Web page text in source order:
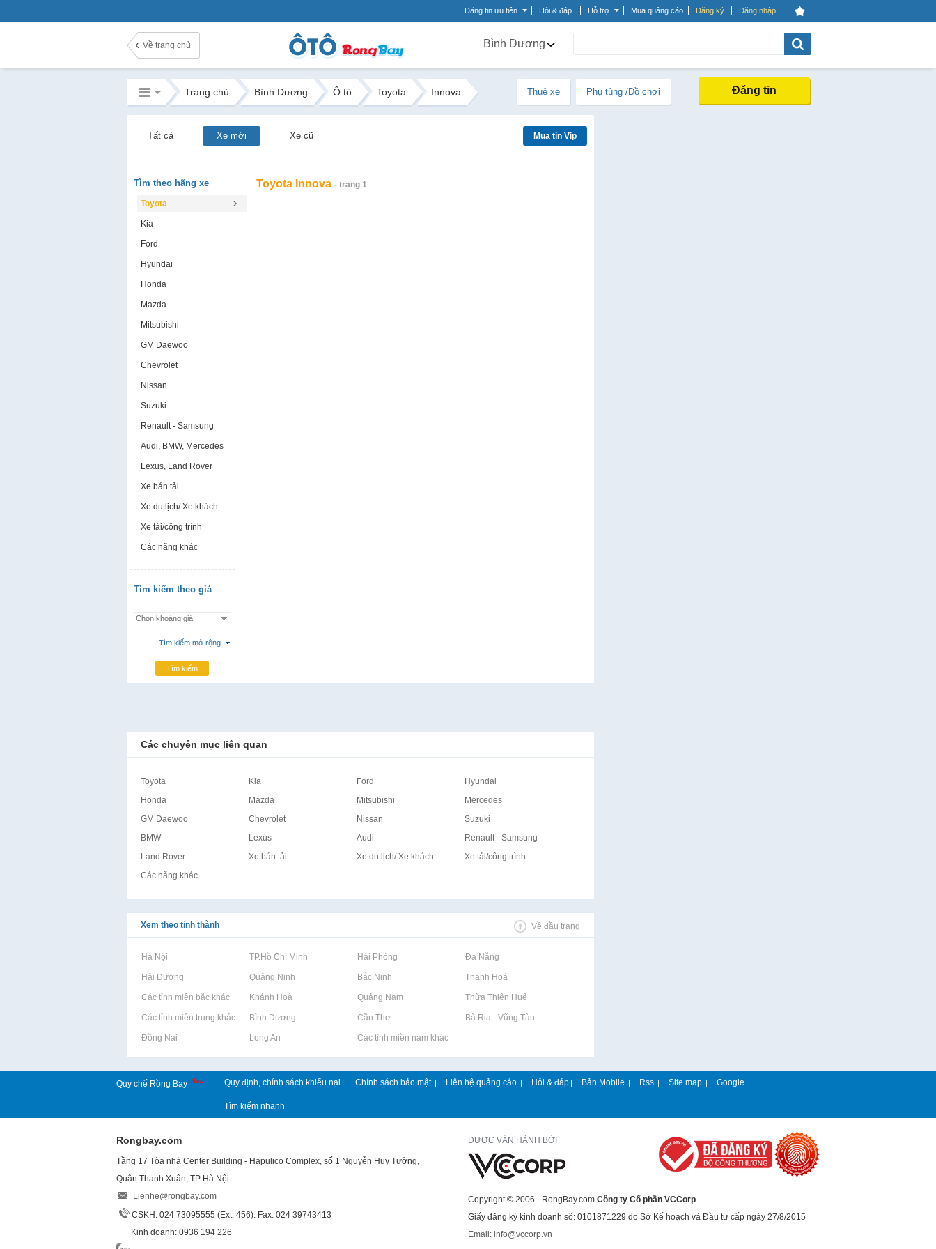
Đăng tin ưu tiên Hỏi & đáp Hỗ trợ Mua quảng cáo Đăng ký Đăng nhập
Về trang chủ Bình Dương
Trang chủ Bình Dương Ô tô Toyota Innova Thuê xe Phụ tùng /Đồ chơi Đăng tin
Tất cả Xe mới Xe cũ Mua tin Vip
Tìm theo hãng xe
Toyota
Kia
Ford
Hyundai
Honda
Mazda
Mitsubishi
GM Daewoo
Chevrolet
Nissan
Suzuki
Renault - Samsung
Audi, BMW, Mercedes
Lexus, Land Rover
Xe bán tải
Xe du lịch/ Xe khách
Xe tải/công trình
Các hãng khác
Tìm kiếm theo giá
Tìm kiếm mở rộng
Tìm kiếm
Toyota Innova - trang 1
Các chuyên mục liên quan
Toyota Kia Ford
Hyundai
Honda
Mazda Mitsubishi
Mercedes
GM Daewoo
Chevrolet Nissan
Suzuki
BMW
Lexus Audi
Renault - Samsung
Land Rover
Xe bán tải Xe du lịch/ Xe khách
Xe tải/công trình
Các hãng khác
Xem theo tỉnh thành Về đầu trang
Rao vặt tại Hà Nội Rao vặt tại TP.Hồ Chí Minh Rao vặt tại Hải Phòng Rao vặt tại Đà Nẵng
Rao vặt tại Hải Dương Rao vặt tại Quảng Ninh Rao vặt tại Bắc Ninh Rao vặt tại Thanh Hoá
Rao vặt tại Các tỉnh miền bắc khácRao vặt tại Khánh Hoà Rao vặt tại Quảng Nam Rao vặt tại Thừa Thiên Huế
Rao vặt tại Các tỉnh miền trung khácRao vặt tại Bình Dương Rao vặt tại Cần Thơ Rao vặt tại Bà Rịa - Vũng Tàu
Rao vặt tại Đồng Nai Rao vặt tại Long An Rao vặt tại Các tỉnh miền nam khác
Quy chế Rồng Bay New | Quy định, chính sách khiếu nại | Chính sách bảo mật | Liên hệ quảng cáo | Hỏi & đáp | Bản Mobile | Rss | Site map | Google+ |
Tìm kiếm nhanh
Rongbay.com
Tầng 17 Tòa nhà Center Building - Hapulico Complex, số 1 Nguyễn Huy Tưởng,
Quận Thanh Xuân, TP Hà Nội.
Lienhe@rongbay.com
CSKH: 024 73095555 (Ext: 456). Fax: 024 39743413
Kinh doanh: 0936 194 226
ĐƯỢC VẬN HÀNH BỞI
Copyright © 2006 - RongBay.com Công ty Cổ phần VCCorp
Giấy đăng ký kinh doanh số: 0101871229 do Sở Kế hoạch và Đầu tư cấp ngày 27/8/2015
Email: info@vccorp.vn